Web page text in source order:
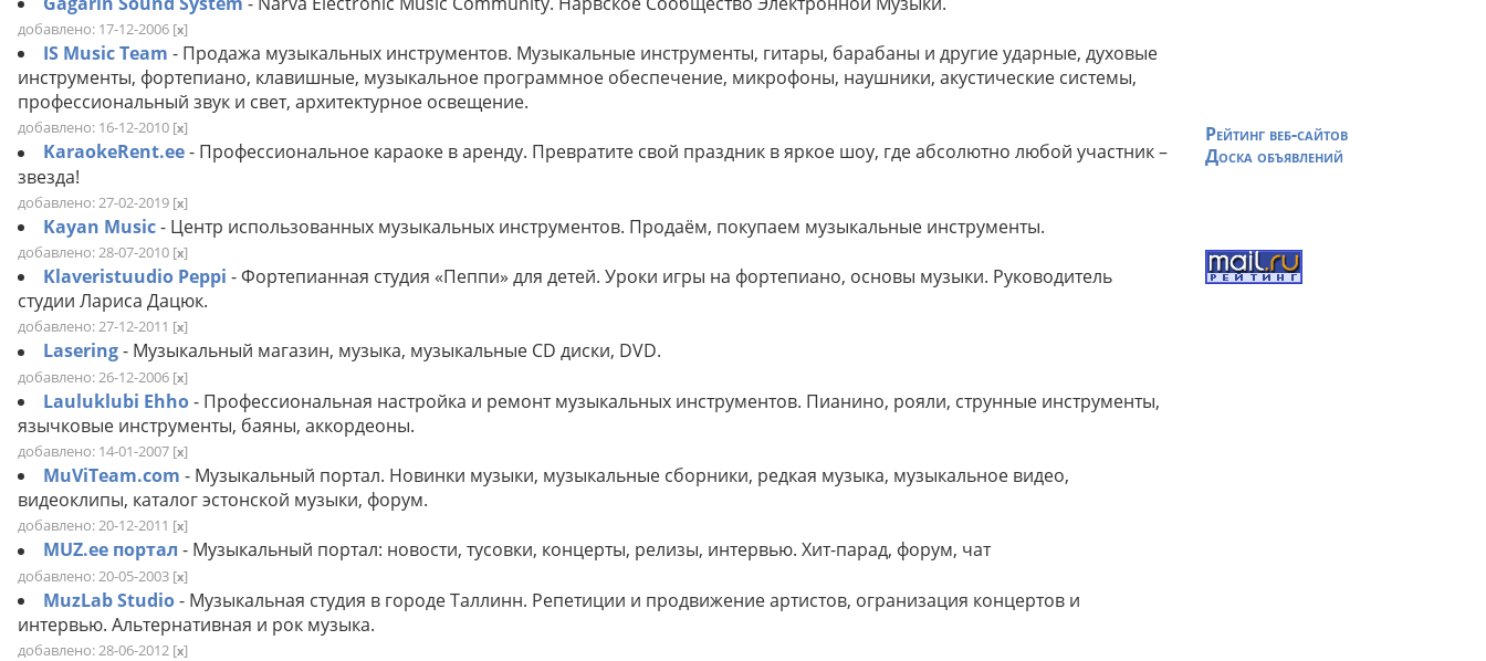
добавлено: 17-12-2006 [x]
IS Music Team - Продажа музыкальных инструментов. Музыкальные инструменты, гитары, барабаны и другие ударные, духовые
инструменты, фортепиано, клавишные, музыкальное программное обеспечение, микрофоны, наушники, акустические системы,
профессиональный звук и свет, архитектурное освещение.
добавлено: 16-12-2010 [x]
KaraokeRent.ee- Профессиональное караоке в аренду. Превратите свой праздник в яркое шоу, где абсолютно любой участник –
звезда!
добавлено: 27-02-2019 [x]
Kayan Music- Центр использованных музыкальных инструментов. Продаём, покупаем музыкальные инструменты.
добавлено: 28-07-2010 [x]
Klaveristuudio Peppi - Фортепианная студия «Пеппи» для детей. Уроки игры на фортепиано, основы музыки. Руководитель
студии Лариса Дацюк.
добавлено: 27-12-2011 [x]
Lasering- Музыкальный магазин, музыка, музыкальные CD диски, DVD.
добавлено: 26-12-2006 [x]
Lauluklubi Ehho- Профессиональная настройка и ремонт музыкальных инструментов. Пианино, рояли, струнные инструменты,
язычковые инструменты, баяны, аккордеоны.
добавлено: 14-01-2007 [x]
MuViTeam.com - Музыкальный портал. Новинки музыки, музыкальные сборники, редкая музыка, музыкальное видео,
видеоклипы, каталог эстонской музыки, форум.
добавлено: 20-12-2011 [x]
MUZ.ee портал - Музыкальный портал: новости, тусовки, концерты, релизы, интервью. Хит-парад, форум, чат
добавлено: 20-05-2003 [x]
MuzLab Studio- Музыкальная студия в городе Таллинн. Репетиции и продвижение артистов, огранизация концертов и
интервью. Альтернативная и рок музыка.
добавлено: 28-06-2012 [x]
Рейтинг веб-сайтов
Доска объявлений